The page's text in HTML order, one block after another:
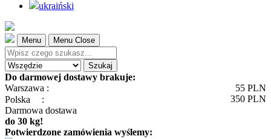
ukraiński
Menu Menu Close
Szukaj
Do darmowej dostawy brakuje:
Warszawa :
55 PLN
Polska
: 350 PLN
Darmowa dostawa
do 30 kg!
Potwierdzone zamówienia wyślemy: